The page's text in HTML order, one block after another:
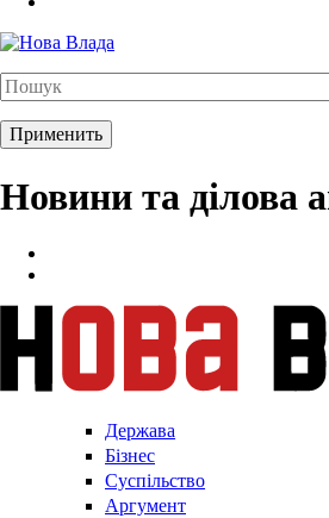
Новини та ділова
Держава
Бізнес
Суспільство
Аргумент